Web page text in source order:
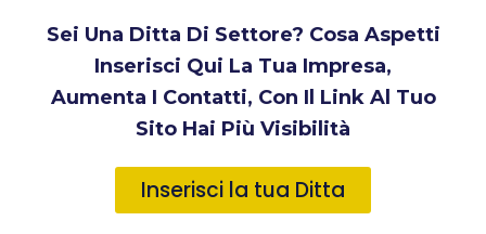
Sei Una Ditta Di Settore? Cosa Aspetti
Inserisci Qui La Tua Impresa,
Aumenta I Contatti, Con Il Link Al Tuo
Sito Hai Più Visibilità
Inserisci la tua Ditta